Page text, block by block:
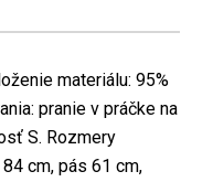
materiálu: 95%
pranie v práčke na
S. Rozmery
cm, pás 61 cm,